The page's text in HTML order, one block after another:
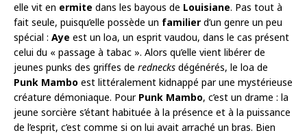
elle vit en ermite dans les bayous de Louisiane. Pas tout à
fait seule, puisqu’elle possède un familier d’un genre un peu
spécial : Aye est un loa, un esprit vaudou, dans le cas présent
celui du « passage à tabac ». Alors qu’elle vient libérer de
jeunes punks des griffes de rednecks dégénérés, le loa de
Punk Mambo est littéralement kidnappé par une mystérieuse
créature démoniaque. Pour Punk Mambo, c’est un drame : la
jeune sorcière s’étant habituée à la présence et à la puissance
de l’esprit, c’est comme si on lui avait arraché un bras. Bien